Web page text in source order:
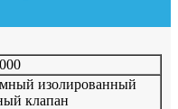
изолированный
клапан